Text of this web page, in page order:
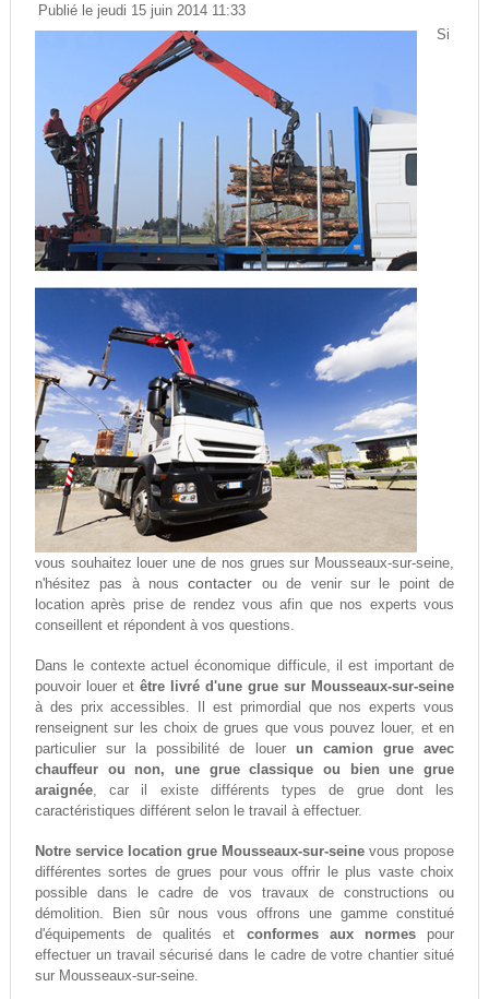
Publié le jeudi 15 juin 2014 11:33
Si
vous souhaitez louer une de nos grues sur Mousseaux-sur-seine,
n'hésitez pas à nouscontacter ou de venir sur le point de
location après prise de rendez vous afin que nos experts vous
conseillent et répondent à vos questions.
Dans le contexte actuel économique difficule, il est important de
pouvoir louer et être livré d'une grue sur Mousseaux-sur-seine
à des prix accessibles. Il est primordial que nos experts vous
renseignent sur les choix de grues que vous pouvez louer, et en
particulier sur la possibilité de louer un camion grue avec
chauffeur ou non, une grue classique ou bien une grue
araignée, car il existe différents types de grue dont les
caractéristiques différent selon le travail à effectuer.
Notre service location grue Mousseaux-sur-seine vous propose
différentes sortes de grues pour vous offrir le plus vaste choix
possible dans le cadre de vos travaux de constructions ou
démolition. Bien sûr nous vous offrons une gamme constitué
d'équipements de qualités et conformes aux normespour
effectuer un travail sécurisé dans le cadre de votre chantier situé
sur Mousseaux-sur-seine.